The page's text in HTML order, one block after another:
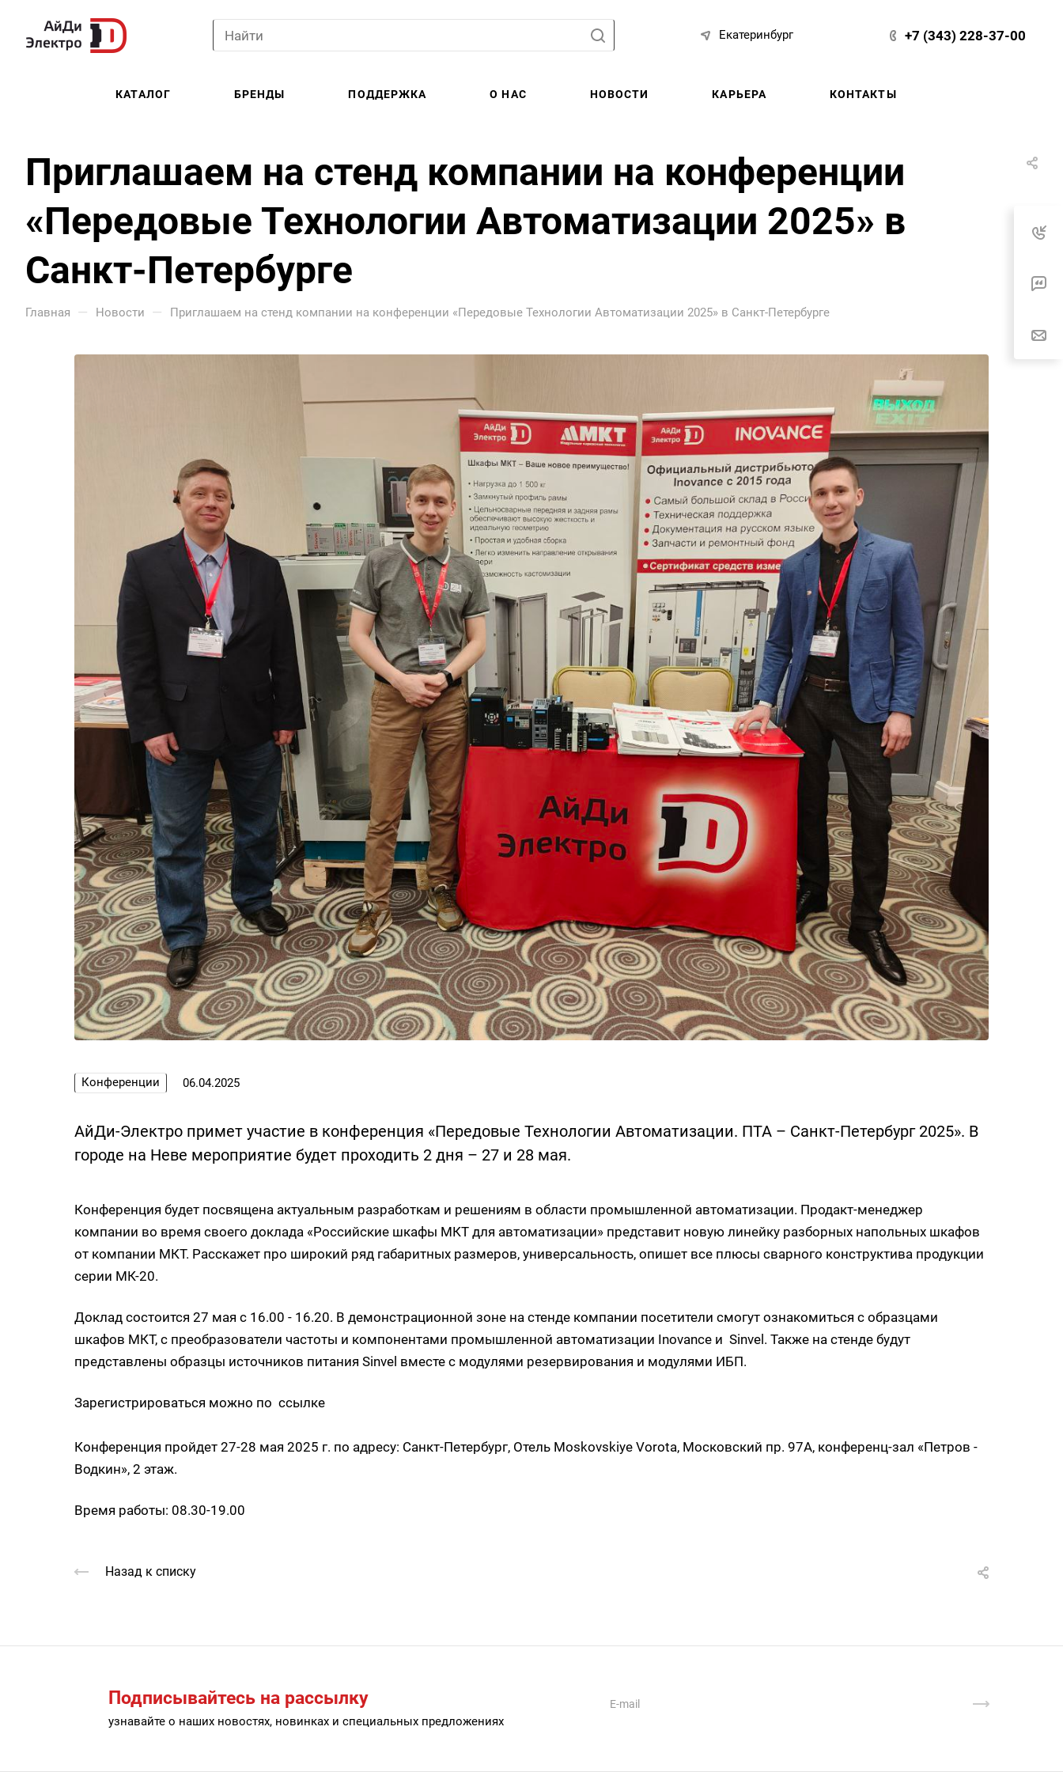
Екатеринбург +7 (343) 228-37-00
КАТАЛОГ БРЕНДЫ ПОДДЕРЖКА О НАС НОВОСТИ КАРЬЕРА КОНТАКТЫ
Приглашаем на стенд компании на конференции
«Передовые Технологии Автоматизации 2025» в
Санкт-Петербурге
Главная — Новости — Приглашаем на стенд компании на конференции «Передовые Технологии Автоматизации 2025» в Санкт-Петербурге
Конференции 06.04.2025
АйДи-Электро примет участие в конференция «Передовые Технологии Автоматизации. ПТА – Санкт-Петербург 2025». В
городе на Неве мероприятие будет проходить 2 дня – 27 и 28 мая.
Конференция будет посвящена актуальным разработкам и решениям в области промышленной автоматизации. Продакт-менеджер
компании во время своего доклада «Российские шкафы МКТ для автоматизации» представит новую линейку разборных напольных шкафов
от компании МКТ. Расскажет про широкий ряд габаритных размеров, универсальность, опишет все плюсы сварного конструктива продукции
серии МК-20.
Доклад состоится 27 мая с 16.00 - 16.20. В демонстрационной зоне на стенде компании посетители смогут ознакомиться с образцами
шкафов МКТ, с преобразователи частоты и компонентами промышленной автоматизации Inovance и Sinvel. Также на стенде будут
представлены образцы источников питания Sinvel вместе с модулями резервирования и модулями ИБП.
Зарегистрироваться можно по ссылке
Конференция пройдет 27-28 мая 2025 г. по адресу: Санкт-Петербург, Отель Moskovskiye Vorota, Московский пр. 97А, конференц-зал «Петров -
Водкин», 2 этаж.
Время работы: 08.30-19.00
Назад к списку
Подписывайтесь на рассылку
узнавайте о наших новостях, новинках и специальных предложениях